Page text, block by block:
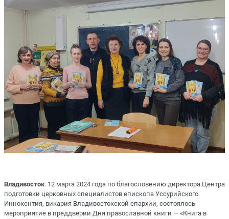
Владивосток. 12 марта 2024 года по благословению директора Центра
подготовки церковных специалистов епископа Уссурийского
Иннокентия, викария Владивостокской епархии, состоялось
мероприятие в преддверии Дня православной книги — «Книга в